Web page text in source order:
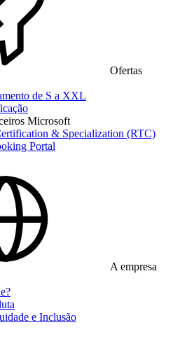
Ofertas
de S a XXL
Microsoft
& Specialization (RTC)
Portal
A empresa
e Inclusão